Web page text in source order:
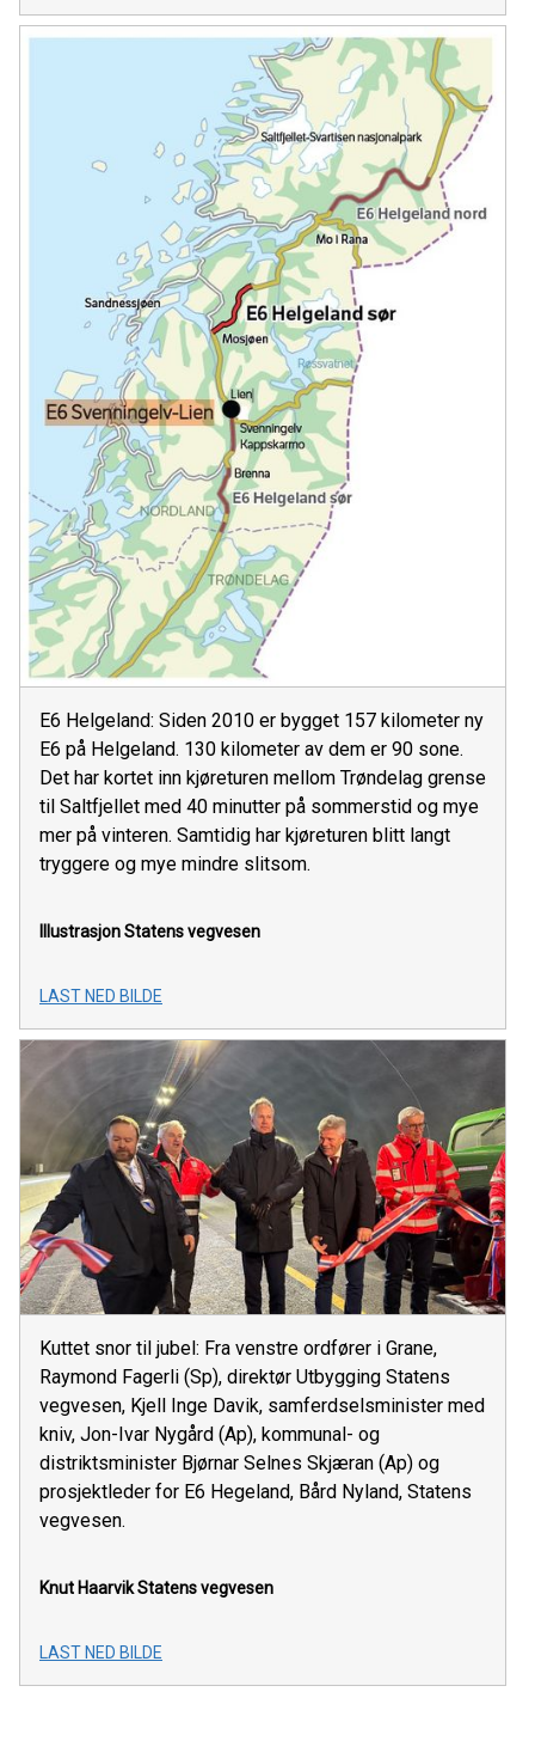
E6 Helgeland: Siden 2010 er bygget 157 kilometer ny
E6 på Helgeland. 130 kilometer av dem er 90 sone.
Det har kortet inn kjøreturen mellom Trøndelag grense
til Saltfjellet med 40 minutter på sommerstid og mye
mer på vinteren. Samtidig har kjøreturen blitt langt
tryggere og mye mindre slitsom.
IllustrasjonStatens vegvesen
LAST NED BILDE
Kuttet snor til jubel: Fra venstre ordfører i Grane,
Raymond Fagerli (Sp), direktør Utbygging Statens
vegvesen, Kjell Inge Davik, samferdselsminister med
kniv, Jon-Ivar Nygård (Ap), kommunal- og
distriktsminister Bjørnar Selnes Skjæran (Ap) og
prosjektleder for E6 Hegeland, Bård Nyland, Statens
vegvesen.
Knut HaarvikStatens vegvesen
LAST NED BILDE